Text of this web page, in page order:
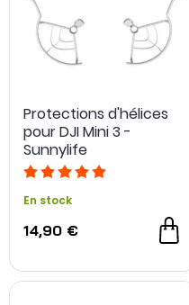
Protections d'hélices
pour DJI Mini 3 -
Sunnylife
En stock
14,90 €